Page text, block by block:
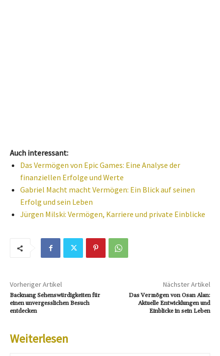
Auch interessant:
Das Vermögen von Epic Games: Eine Analyse der
finanziellen Erfolge und Werte
Gabriel Macht macht Vermögen: Ein Blick auf seinen
Erfolg und sein Leben
Jürgen Milski: Vermögen, Karriere und private Einblicke
Vorheriger Artikel
Backnang Sehenswürdigkeiten für
einen unvergesslichen Besuch
entdecken
Nächster Artikel
Das Vermögen von Osan Alan:
Aktuelle Entwicklungen und
Einblicke in sein Leben
Weiterlesen